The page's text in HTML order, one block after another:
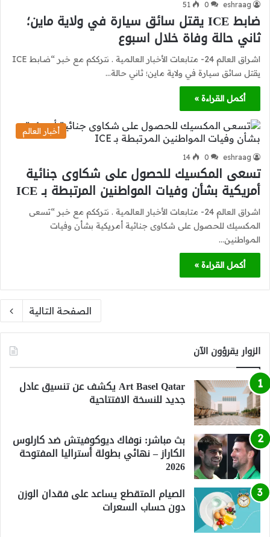
eshraag
0
51
ضابط ICE يقتل سائق سيارة في ولاية ماين؛
ثاني حالة وفاة خلال اسبوع
اشراق العالم 24- متابعات الأخبار العالمية . نترككم مع خبر “ضابط ICE
يقتل سائق سيارة في ولاية ماين؛ ثاني حالة…
أكمل القراءة »
أخبار العالم
eshraag
0
14
تسعى المكسيك للحصول على شكاوى جنائية
أمريكية بشأن وفيات المواطنين المرتبطة بـ ICE
اشراق العالم 24- متابعات الأخبار العالمية . نترككم مع خبر “تسعى
المكسيك للحصول على شكاوى جنائية أمريكية بشأن وفيات
المواطنين…
أكمل القراءة »
الصفحة التالية
الزوار يقرؤون الآن
Art Basel Qatar يكشف عن تنسيق عادل
جديد للنسخة الافتتاحية
بث مباشر: نوفاك ديوكوفيتش ضد كارلوس
الكاراز – نهائي بطولة أستراليا المفتوحة
2026
الصيام المتقطع يساعد على فقدان الوزن
دون حساب السعرات